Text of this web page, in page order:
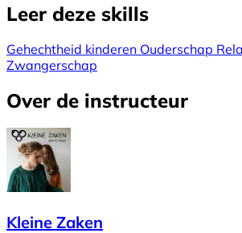
Leer deze skills
Gehechtheid kinderen Ouderschap
Zwangerschap
Over de instructeur
Kleine Zaken